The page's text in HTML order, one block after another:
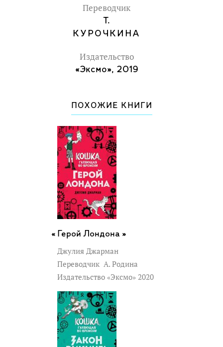
Переводчик
Т.
КУРОЧКИНА
Издательство
«Эксмо», 2019
ПОХОЖИЕ КНИГИ
Герой Лондона »
Джулия Джарман
Переводчик А. Родина
Издательство «Эксмо» 2020